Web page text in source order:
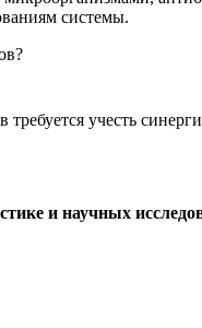
системы.
учесть
и научных